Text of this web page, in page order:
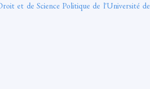
et de Science Politique de l'Université de